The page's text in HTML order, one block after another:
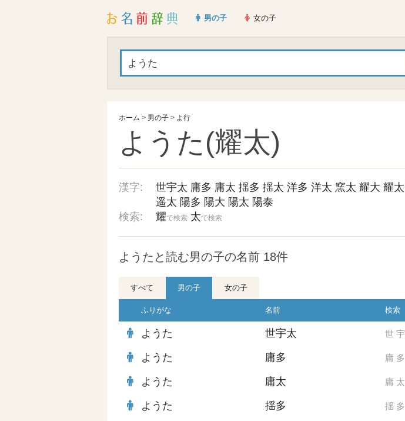
男の子 女の子
ホーム > 男の子 > よ行
ようた(耀太)
漢字: 世宇太 庸多 庸太 揺多 揺太 洋多 洋太 窯太 耀大 耀太
遥太 陽多 陽大 陽太 陽泰
検索:
耀で検索 太で検索
ようたと読む男の子の名前 18件
すべて 男の子 女の子
ふりがな 名前 検索
ようた 世宇太 世 宇
ようた 庸多 庸 多
ようた 庸太 庸 太
ようた 揺多 揺 多